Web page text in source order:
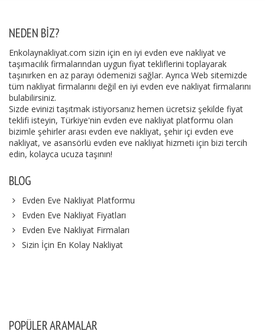
NEDEN BIZ?
Enkolaynakliyat.com sizin için en iyi evden eve nakliyat ve
taşımacılık firmalarından uygun fiyat tekliflerini toplayarak
taşınırken en az parayı ödemenizi sağlar. Ayrıca Web sitemizde
tüm nakliyat firmalarını değil en iyi evden eve nakliyat firmalarını
bulabilirsiniz.
Sizde evinizi taşıtmak istiyorsanız hemen ücretsiz şekilde fiyat
teklifi isteyin, Türkiye'nin evden eve nakliyat platformu olan
bizimle şehirler arası evden eve nakliyat, şehir içi evden eve
nakliyat, ve asansörlü evden eve nakliyat hizmeti için bizi tercih
edin, kolayca ucuza taşının!
BLOG
Evden Eve Nakliyat Platformu
Evden Eve Nakliyat Fiyatları
Evden Eve Nakliyat Firmaları
Sizin İçin En Kolay Nakliyat
POPÜLER ARAMALAR